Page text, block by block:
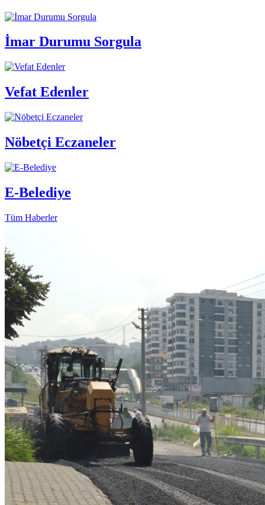
İmar Durumu Sorgula
Vefat Edenler
Nöbetçi Eczaneler
E-Belediye
Tüm Haberler